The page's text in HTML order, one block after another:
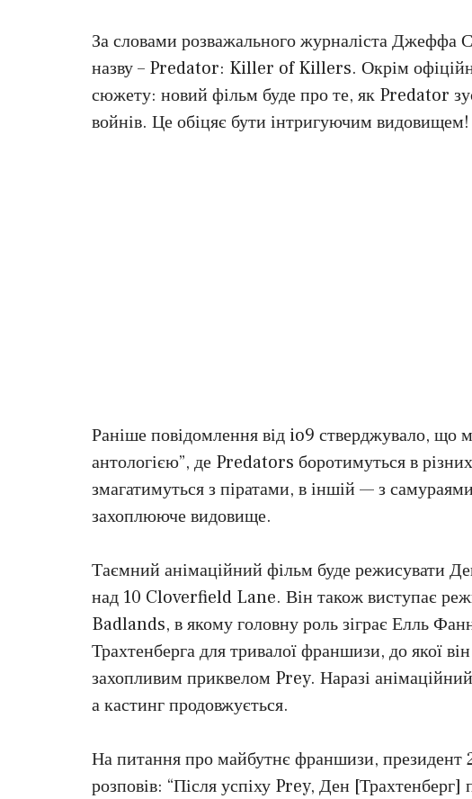
За словами розважального журналіста Джеффа
назву – Predator: Killer of Killers. Окрім
сюжету: новий фільм буде про те, як Predator
войнів. Це обіцяє бути інтригуючим видовищем!
Раніше повідомлення від io9 стверджувало, що
антологією”, де Predators боротимуться в
змагатимуться з піратами, в іншій — з
захоплююче видовище.
Таємний анімаційний фільм буде режисувати
над 10 Cloverfield Lane. Він також виступає
Badlands, в якому головну роль зіграє Елль
Трахтенберга для тривалої франшизи, до якої
захопливим приквелом Prey. Наразі
а кастинг продовжується.
На питання про майбутнє франшизи,
розповів: “Після успіху Prey, Ден